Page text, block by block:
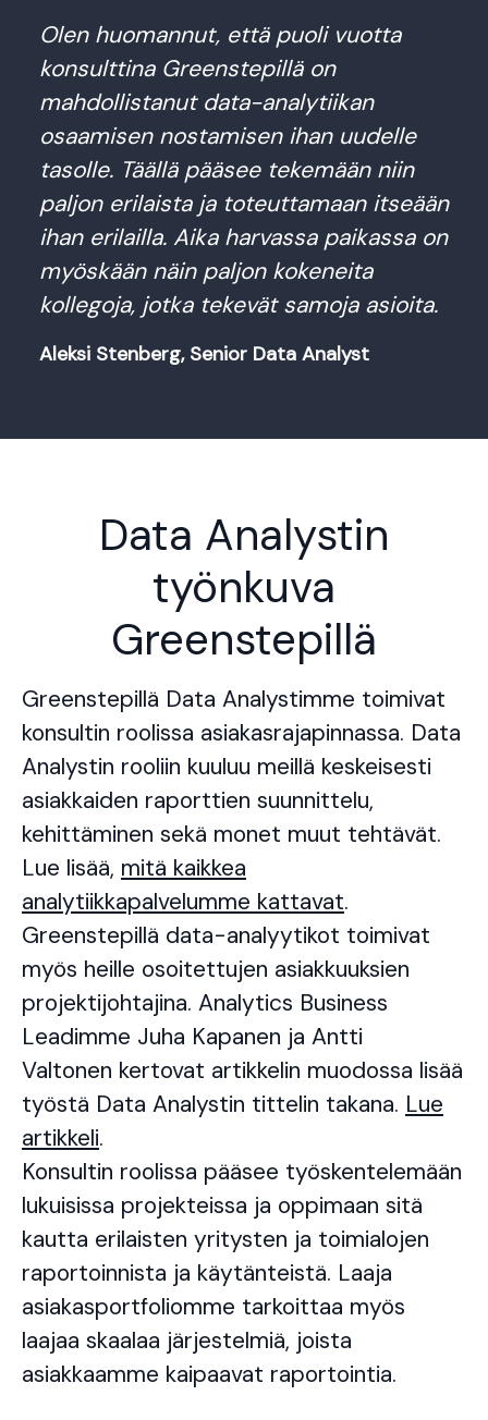
Olen huomannut, että puoli vuotta
konsulttina Greenstepillä on
mahdollistanut data-analytiikan
osaamisen nostamisen ihan uudelle
tasolle. Täällä pääsee tekemään niin
paljon erilaista ja toteuttamaan itseään
ihan erilailla. Aika harvassa paikassa on
myöskään näin paljon kokeneita
kollegoja, jotka tekevät samoja asioita.
Aleksi Stenberg, Senior Data Analyst
Data Analystin
työnkuva
Greenstepillä
Greenstepillä Data Analystimme toimivat
konsultin roolissa asiakasrajapinnassa. Data
Analystin rooliin kuuluu meillä keskeisesti
asiakkaiden raporttien suunnittelu,
kehittäminen sekä monet muut tehtävät.
Lue lisää, mitä kaikkea
analytiikkapalvelumme kattavat.
Greenstepillä data-analyytikot toimivat
myös heille osoitettujen asiakkuuksien
projektijohtajina. Analytics Business
Leadimme Juha Kapanen ja Antti
Valtonen kertovat artikkelin muodossa lisää
työstä Data Analystin tittelin takana. Lue
artikkeli.
Konsultin roolissa pääsee työskentelemään
lukuisissa projekteissa ja oppimaan sitä
kautta erilaisten yritysten ja toimialojen
raportoinnista ja käytänteistä. Laaja
asiakasportfoliomme tarkoittaa myös
laajaa skaalaa järjestelmiä, joista
asiakkaamme kaipaavat raportointia.